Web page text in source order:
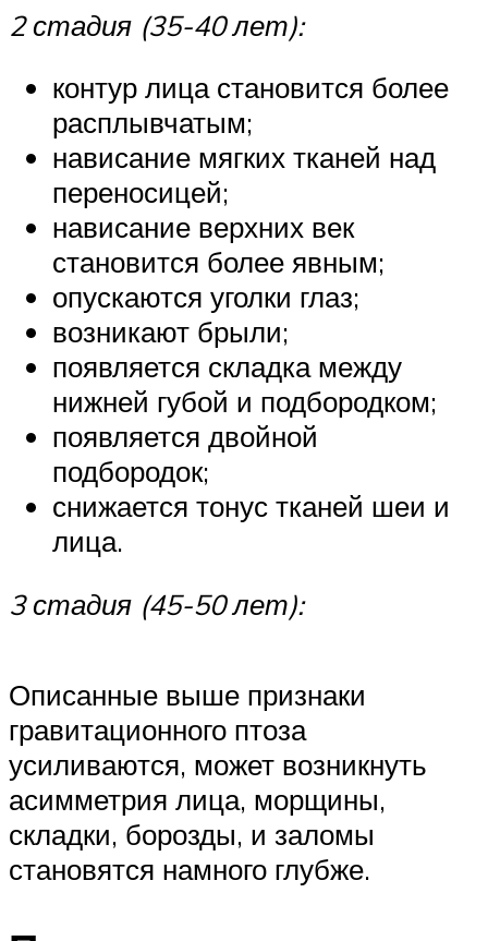
2 стадия (35-40 лет):
контур лица становится более
расплывчатым;
нависание мягких тканей над
переносицей;
нависание верхних век
становится более явным;
опускаются уголки глаз;
возникают брыли;
появляется складка между
нижней губой и подбородком;
появляется двойной
подбородок;
снижается тонус тканей шеи и
лица.
3 стадия (45-50 лет):
Описанные выше признаки
гравитационного птоза
усиливаются, может возникнуть
асимметрия лица, морщины,
складки, борозды, и заломы
становятся намного глубже.